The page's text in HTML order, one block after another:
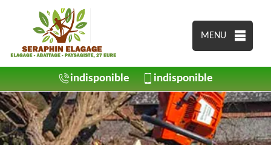
MENU
indisponible indisponible